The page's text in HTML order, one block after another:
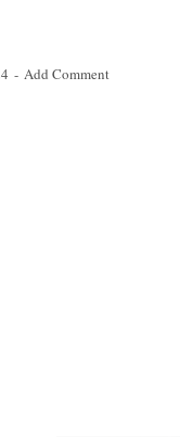
Add Comment